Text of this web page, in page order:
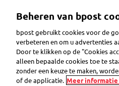
inhoud
Reclame
Beheren van bpost
bpost gebruikt cookies voor de
verbeteren en om u advertenties
Door te klikken op de "Cookies
alleen bepaalde cookies toe te
zonder een keuze te maken,
of de applicatie. Meer